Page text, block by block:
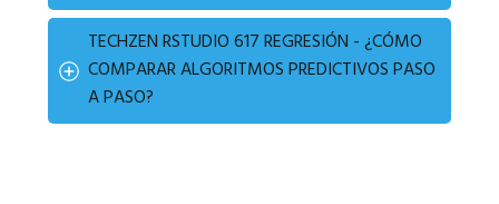
TECHZEN RSTUDIO 617 REGRESIÓN - ¿CÓMO
COMPARAR ALGORITMOS PREDICTIVOS PASO
A PASO?